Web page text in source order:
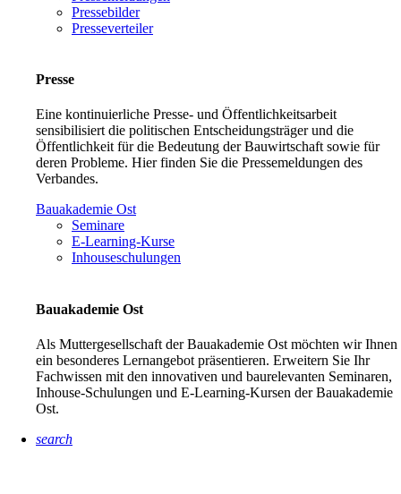
Pressebilder
Presseverteiler
Presse
Eine kontinuierliche Presse- und Öffentlichkeitsarbeit
sensibilisiert die politischen Entscheidungsträger und die
Öffentlichkeit für die Bedeutung der Bauwirtschaft sowie für
deren Probleme. Hier finden Sie die Pressemeldungen des
Verbandes.
Bauakademie Ost
Seminare
E-Learning-Kurse
Inhouseschulungen
Bauakademie Ost
Als Muttergesellschaft der Bauakademie Ost möchten wir Ihnen
ein besonderes Lernangebot präsentieren. Erweitern Sie Ihr
Fachwissen mit den innovativen und baurelevanten Seminaren,
Inhouse-Schulungen und E-Learning-Kursen der Bauakademie
Ost.
search